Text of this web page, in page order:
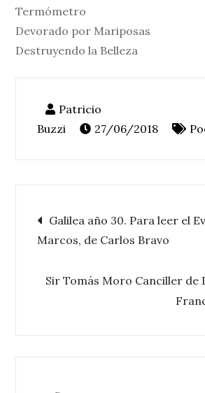
Termómetro
Devorado por Mariposas
Destruyendo la Belleza
27/06/2018
Navegación
de
Galilea año 30. Para leer el
Marcos, de Carlos Bravo
Sir Tomás Moro Canciller de